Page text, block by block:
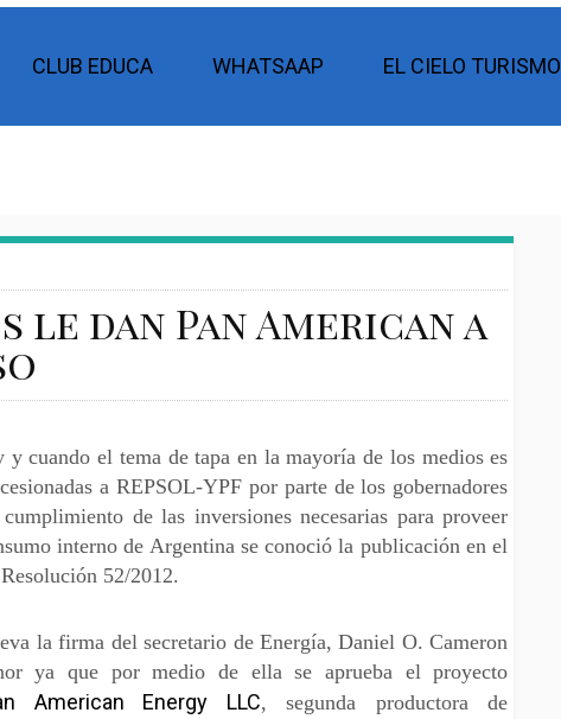
CLUB EDUCA WHATSAAP EL CIELO TURISMO
dan Pan American a
y cuando el tema de tapa en la mayoría de los medios es
a REPSOL-YPF por parte de los gobernadores
de las inversiones necesarias para proveer
interno de Argentina se conoció la publicación en el
52/2012.
la firma del secretario de Energía, Daniel O. Cameron
ya que por medio de ella se aprueba el proyecto
American Energy LLC, segunda productora de